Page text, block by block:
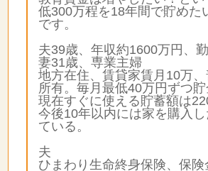
低300万程を18年間で貯めた
です。
夫39歳、年収約1600万円、
妻31歳、専業主婦
地方在住、賃貸家賃月10万
所有。毎月最低40万円ずつ貯
現在すぐに使える貯蓄額は
今後10年以内には家を購入
ている。
夫
ひまわり生命終身保険、保